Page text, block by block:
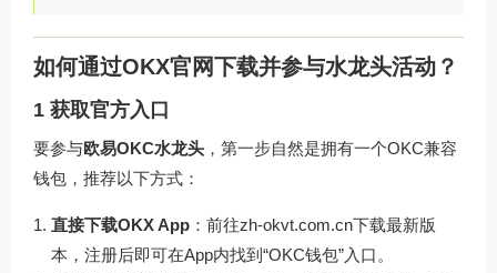
如何通过OKX官网下载并参与水龙头活动？
1 获取官方入口
要参与欧易OKC水龙头 ，第一步自然是拥有一个OKC兼容
钱包，推荐以下方式：
直接下载OKX App ：前往zh-okvt.com.cn下载最新版
本，注册后即可在App内找到“OKC钱包”入口。